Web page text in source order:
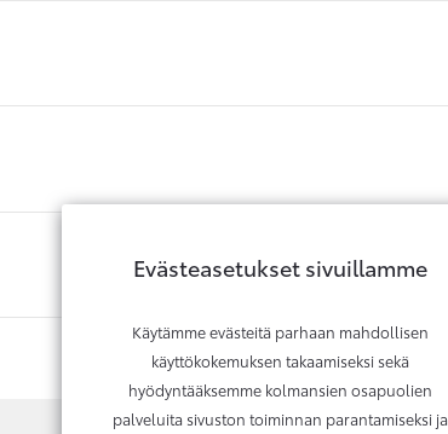
Evästeasetukset sivuillamme
Käytämme evästeitä parhaan mahdollisen
käyttökokemuksen takaamiseksi sekä
hyödyntääksemme kolmansien osapuolien
palveluita sivuston toiminnan parantamiseksi ja